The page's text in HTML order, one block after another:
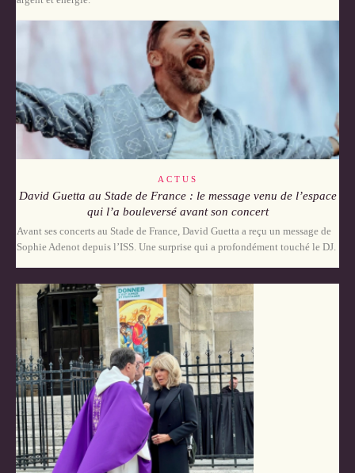
ACTUS
David Guetta au Stade de France : le message venu de l’espace
qui l’a bouleversé avant son concert
Avant ses concerts au Stade de France, David Guetta a reçu un message de
Sophie Adenot depuis l’ISS. Une surprise qui a profondément touché le DJ.